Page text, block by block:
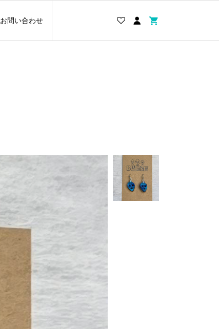
お問い合わせ